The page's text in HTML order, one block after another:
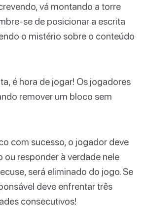
vá montando a torre
se de posicionar a escrita
o mistério sobre o conteúdo
é hora de jogar! Os jogadores
remover um bloco sem
com sucesso, o jogador deve
ou responder à verdade nele
será eliminado do jogo. Se
deve enfrentar três
consecutivos!